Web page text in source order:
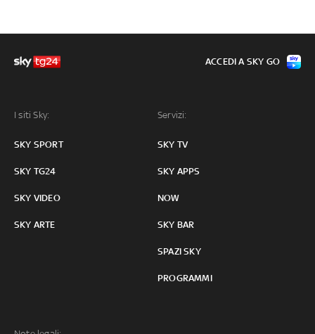
I siti Sky:
SKY SPORT
SKY TG24
SKY VIDEO
SKY ARTE
Servizi:
SKY TV
SKY APPS
NOW
SKY BAR
SPAZI SKY
PROGRAMMI
ACCEDI A SKY GO